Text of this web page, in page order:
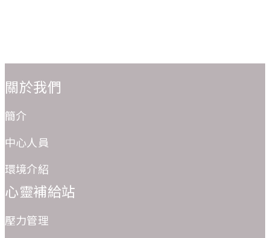
關於我們
簡介
中心人員
環境介紹
心靈補給站
壓力管理